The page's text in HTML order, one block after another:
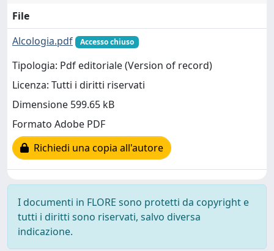
File
Alcologia.pdf
Accesso chiuso
Tipologia: Pdf editoriale (Version of record)
Licenza: Tutti i diritti riservati
Dimensione 599.65 kB
Formato Adobe PDF
Richiedi una copia all'autore
I documenti in FLORE sono protetti da copyright e
tutti i diritti sono riservati, salvo diversa
indicazione.